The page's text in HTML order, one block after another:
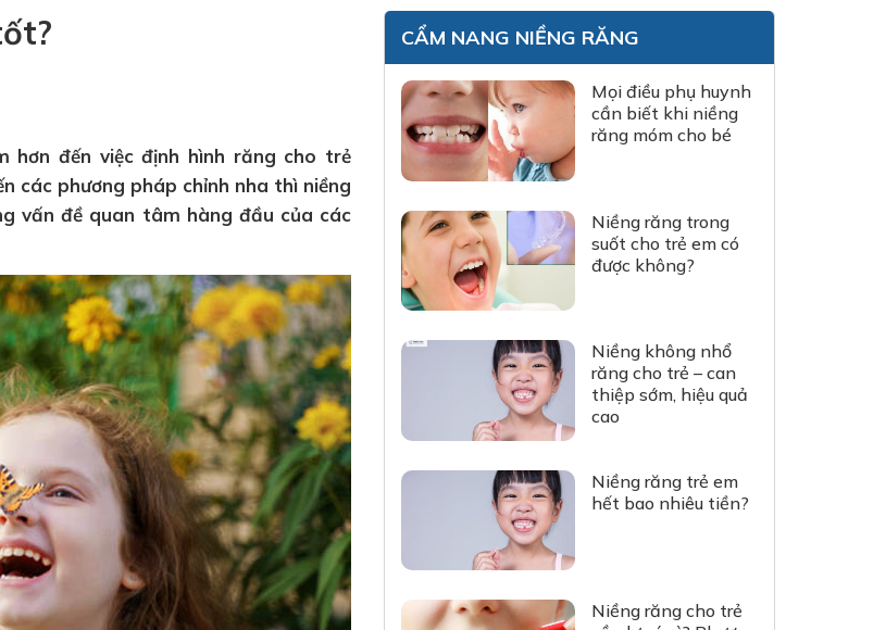
hơn đến việc định hình răng cho trẻ
các phương pháp chỉnh nha thì niềng
vấn đề quan tâm hàng đầu của các
CẨM NANG NIỀNG RĂNG
Mọi điều phụ huynh
cần biết khi niềng
răng móm cho bé
Niềng răng trong
suốt cho trẻ em có
được không?
Niềng không nhổ
răng cho trẻ – can
thiệp sớm, hiệu quả
cao
Niềng răng trẻ em
hết bao nhiêu tiền?
Niềng răng cho trẻ